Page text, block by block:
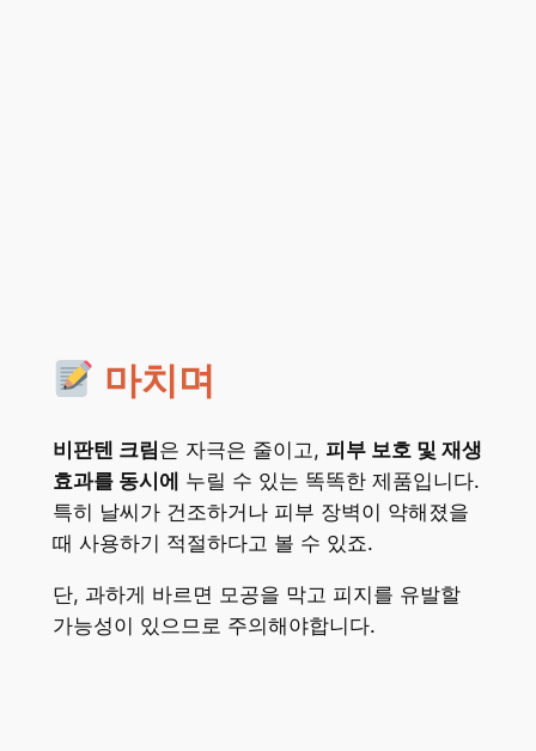
마치며
비판텐 크림은 자극은 줄이고, 피부 보호 및 재생
효과를 동시에 누릴 수 있는 똑똑한 제품입니다.
특히 날씨가 건조하거나 피부 장벽이 약해졌을
때 사용하기 적절하다고 볼 수 있죠.
단, 과하게 바르면 모공을 막고 피지를 유발할
가능성이 있으므로 주의해야합니다.